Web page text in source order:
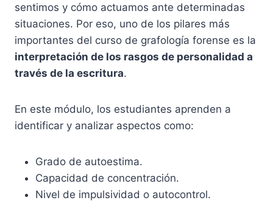
sentimos y cómo actuamos ante determinadas
situaciones. Por eso, uno de los pilares más
importantes del curso de grafología forense es la
interpretación de los rasgos de personalidad a
través de la escritura.
En este módulo, los estudiantes aprenden a
identificar y analizar aspectos como:
Grado de autoestima.
Capacidad de concentración.
Nivel de impulsividad o autocontrol.